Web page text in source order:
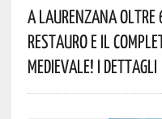
A Laurenzana Oltre
Restauro E Il
Medievale! I Dettagli